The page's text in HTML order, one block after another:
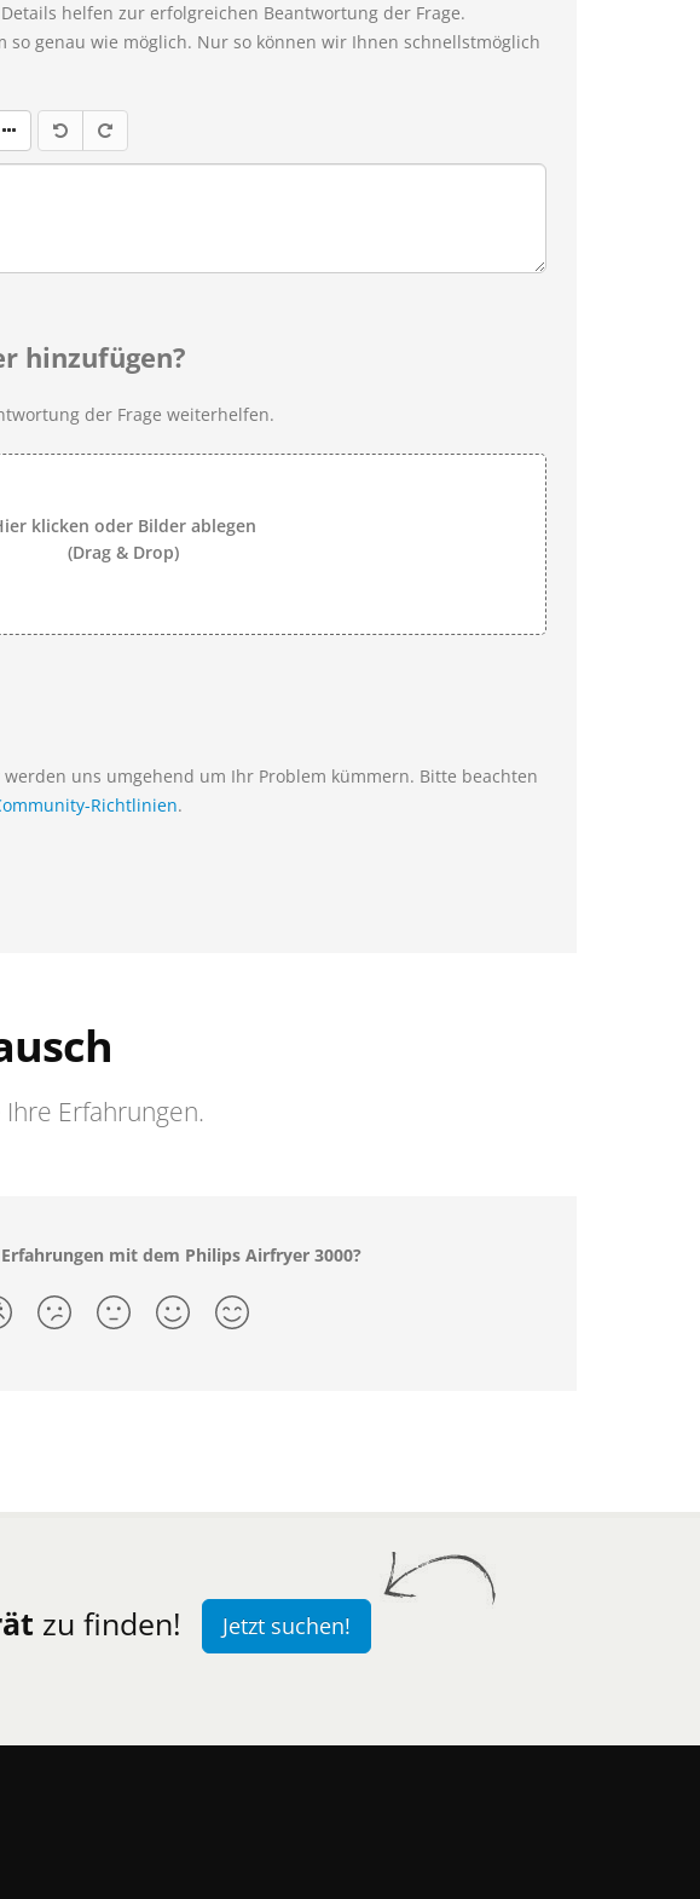
helfen zur erfolgreichen Beantwortung der Frage.
so genau wie möglich. Nur so können wir Ihnen schnellstmöglich
hinzufügen?
der Frage weiterhelfen.
klicken oder Bilder ablegen
(Drag & Drop)
werden uns umgehend um Ihr Problem kümmern. Bitte beachten
Richtlinien.
Erfahrungen.
mit dem Philips Airfryer 3000?
zu finden! Jetzt suchen!